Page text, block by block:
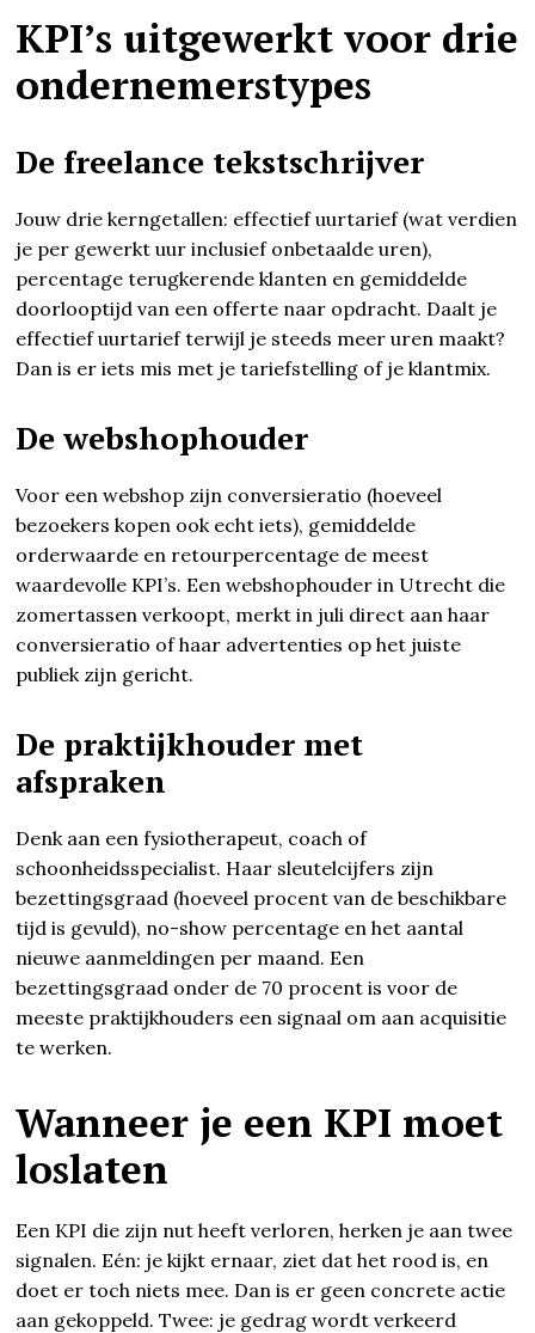
KPI’s uitgewerkt voor drie
ondernemerstypes
De freelance tekstschrijver
Jouw drie kerngetallen: effectief uurtarief (wat verdien
je per gewerkt uur inclusief onbetaalde uren),
percentage terugkerende klanten en gemiddelde
doorlooptijd van een offerte naar opdracht. Daalt je
effectief uurtarief terwijl je steeds meer uren maakt?
Dan is er iets mis met je tariefstelling of je klantmix.
De webshophouder
Voor een webshop zijn conversieratio (hoeveel
bezoekers kopen ook echt iets), gemiddelde
orderwaarde en retourpercentage de meest
waardevolle KPI’s. Een webshophouder in Utrecht die
zomertassen verkoopt, merkt in juli direct aan haar
conversieratio of haar advertenties op het juiste
publiek zijn gericht.
De praktijkhouder met
afspraken
Denk aan een fysiotherapeut, coach of
schoonheidsspecialist. Haar sleutelcijfers zijn
bezettingsgraad (hoeveel procent van de beschikbare
tijd is gevuld), no-show percentage en het aantal
nieuwe aanmeldingen per maand. Een
bezettingsgraad onder de 70 procent is voor de
meeste praktijkhouders een signaal om aan acquisitie
te werken.
Wanneer je een KPI moet
loslaten
Een KPI die zijn nut heeft verloren, herken je aan twee
signalen. Eén: je kijkt ernaar, ziet dat het rood is, en
doet er toch niets mee. Dan is er geen concrete actie
aan gekoppeld. Twee: je gedrag wordt verkeerd